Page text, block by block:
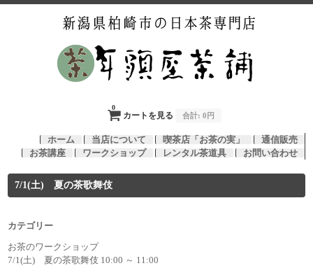
カートを見る
0
合計: 0円
ホーム 当店について 喫茶店「お茶の実」
通信販売
お茶講座
ワークショップ レンタル茶道具 お問い合わせ
7/1(土) 夏の茶歌舞伎
カテゴリー
お茶のワークショップ
7/1(土) 夏の茶歌舞伎 10:00 ～ 11:00